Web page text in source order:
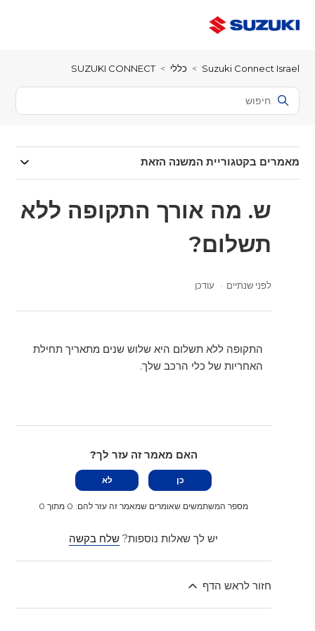
Suzuki Connect Israel כללי SUZUKI CONNECT
מאמרים בקטגוריית המשנה הזאת
ש. מה אורך התקופה ללא
תשלום?
לפני שנתיים עודכן
התקופה ללא תשלום היא שלוש שנים מתאריך תחילת
האחריות של כלי הרכב שלך.
האם מאמר זה עזר לך?
כן לא
מספר המשתמשים שאומרים שמאמר זה עזר להם: 0 מתוך 0
יש לך שאלות נוספות? שלח בקשה
חזור לראש הדף